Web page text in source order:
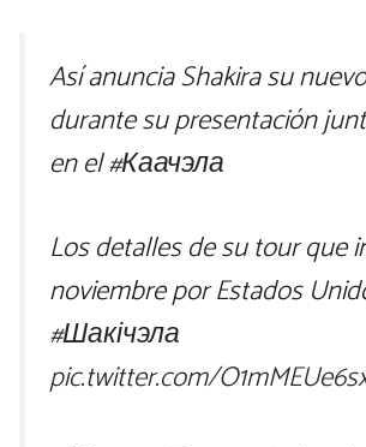
Así anuncia Shakira su
durante su presentación
en el#Каачэла
Los detalles de su tour que
noviembre por Estados
#Шакічэла
pic.twitter.com/